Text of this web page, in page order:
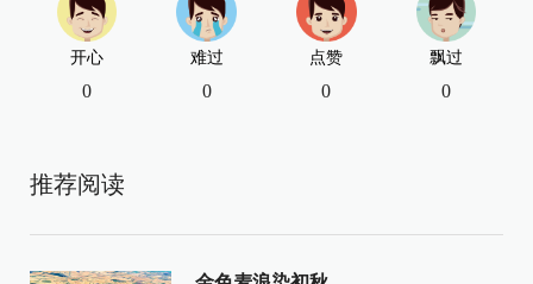
开心
0
难过
0
点赞
0
飘过
0
推荐阅读